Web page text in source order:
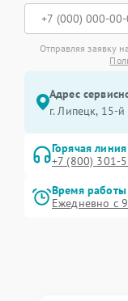
Отправляя заявку
Адрес
г. Липецк, 15-
Горячая линия
+7 (800) 301-
Время работы
Ежедневно с